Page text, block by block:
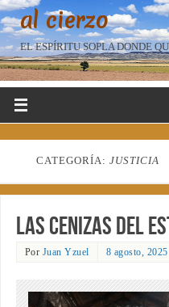
al cierzo
EL ESPÍRITU SOPLA DONDE
CATEGORÍA: JUSTICIA
Las cenizas del
Por Juan Yzuel 8 agosto, 2025